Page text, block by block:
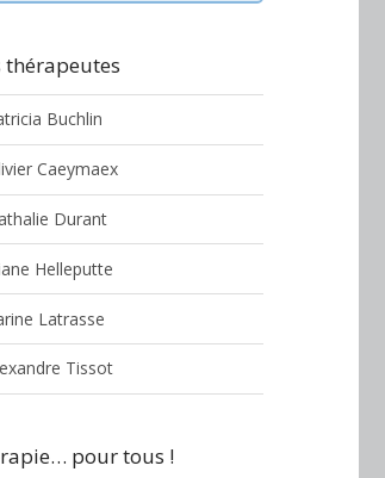
thérapeutes
Buchlin
Caeymaex
Durant
Helleputte
Latrasse
Tissot
pour tous !